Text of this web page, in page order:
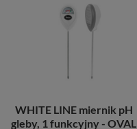
WHITE LINE miernik pH
gleby, 1 funkcyjny - OVAL